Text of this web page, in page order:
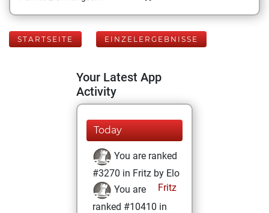
STARTSEITE EINZELERGEBNISSE
Your Latest App
Activity
Today
You are ranked
#3270 in Fritz by Elo
Fritz
You are
ranked #10410 in